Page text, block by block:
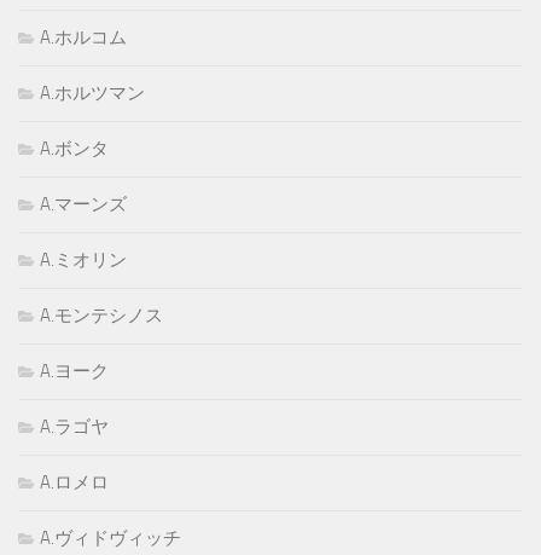
A.ホルコム
A.ホルツマン
A.ボンタ
A.マーンズ
A.ミオリン
A.モンテシノス
A.ヨーク
A.ラゴヤ
A.ロメロ
A.ヴィドヴィッチ